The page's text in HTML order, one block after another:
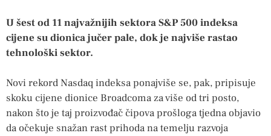
U šest od 11 najvažnijih sektora S&P 500 indeksa
cijene su dionica jučer pale, dok je najviše rastao
tehnološki sektor.
Novi rekord Nasdaq indeksa ponajviše se, pak, pripisuje
skoku cijene dionice Broadcoma za više od tri posto,
nakon što je taj proizvođač čipova prošloga tjedna objavio
da očekuje snažan rast prihoda na temelju razvoja